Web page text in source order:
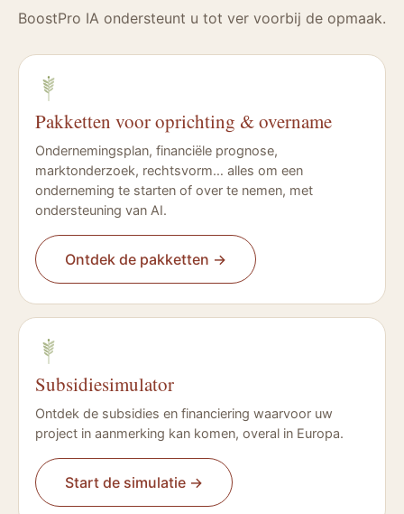
BoostPro IA ondersteunt u tot ver voorbij de opmaak.
Pakketten voor oprichting & overname
Ondernemingsplan, financiële prognose,
marktonderzoek, rechtsvorm… alles om een
onderneming te starten of over te nemen, met
ondersteuning van AI.
Ontdek de pakketten →
Subsidiesimulator
Ontdek de subsidies en financiering waarvoor uw
project in aanmerking kan komen, overal in Europa.
Start de simulatie →